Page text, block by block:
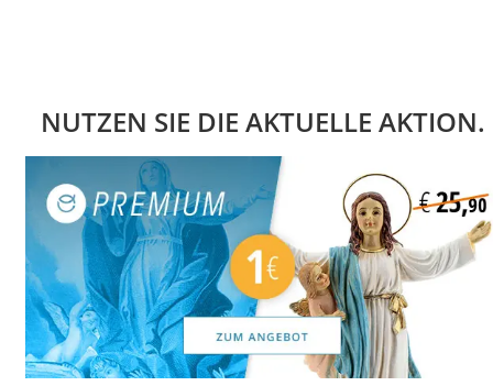
NUTZEN SIE DIE AKTUELLE AKTION.